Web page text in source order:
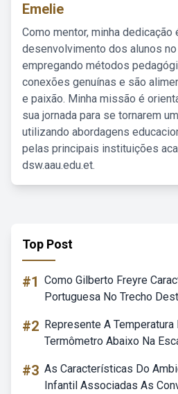
Emelie
Como mentor, minha dedicação
desenvolvimento dos alunos
empregando métodos
conexões genuínas e são
e paixão. Minha missão é
sua jornada para se tornarem
utilizando abordagens
pelas principais instituições
dsw.aau.edu.et.
Top Post
#1 Como Gilberto Freyre
Portuguesa No Trecho
#2 Represente A
Termômetro Abaixo Na
#3 As Características Do
Infantil Associadas As